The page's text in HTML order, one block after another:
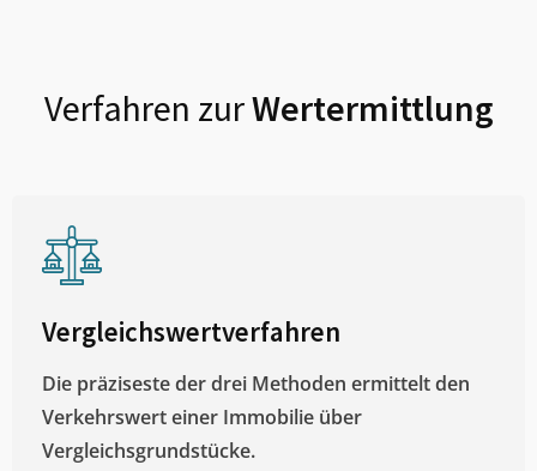
Verfahren zurWertermittlung
Vergleichswertverfahren
Die präziseste der drei Methoden ermittelt den
Verkehrswert einer Immobilie über
Vergleichsgrundstücke.